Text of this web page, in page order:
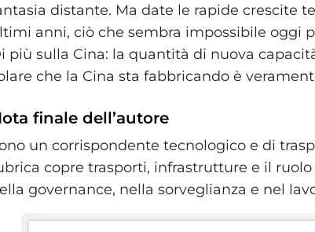
distante. Ma date le rapide crescite
anni, ciò che sembra impossibile oggi
più sulla Cina: la quantità di nuova
che la Cina sta fabbricando è
finale dell’autore
un corrispondente tecnologico e di
copre trasporti, infrastrutture e il
governance, nella sorveglianza e nel